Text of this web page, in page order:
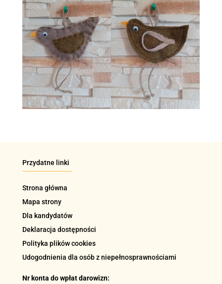
Przydatne linki
Strona główna
Mapa strony
Dla kandydatów
Deklaracja dostępności
Polityka plików cookies
Udogodnienia dla osób z niepełnosprawnościami
Nr konta do wpłat darowizn: